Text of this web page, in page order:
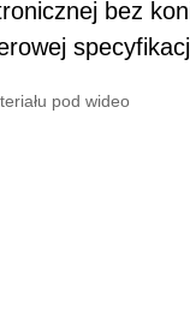
bez
pod wideo